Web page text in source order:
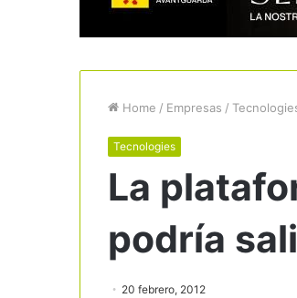
Home / Empresas /
Tecnologies
La
podría
20 febrero, 2012